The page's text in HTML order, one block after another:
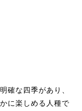
確な四季があり、
に楽しめる人種で